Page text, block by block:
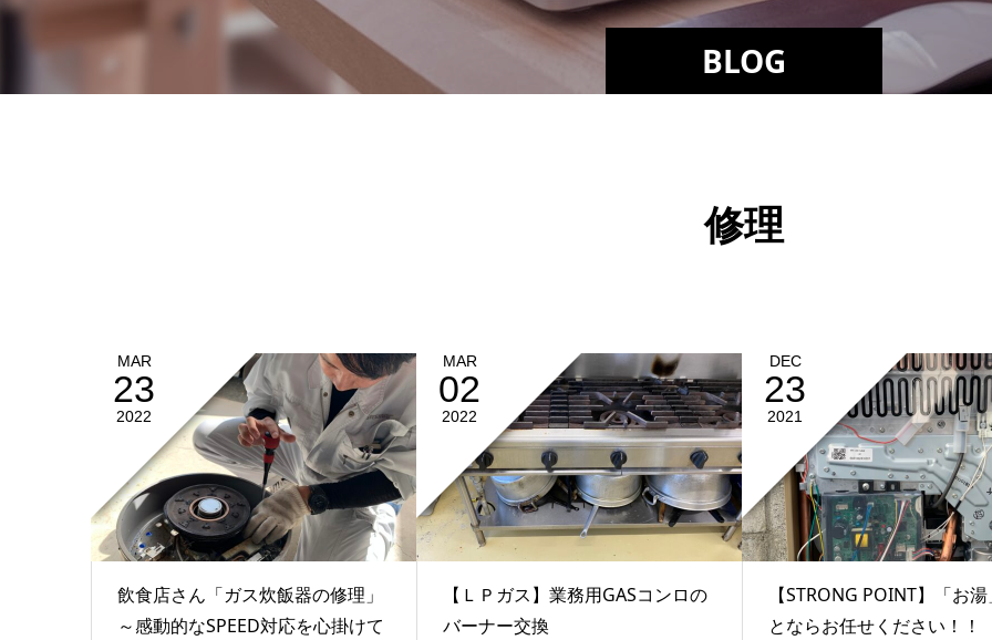
BLOG
修理
MAR
23
2022
飲食店さん「ガス炊飯器の修理」
～感動的なSPEED対応を心掛けて
MAR
02
2022
【ＬＰガス】業務用GASコンロの
バーナー交換
DEC
23
2021
【STRONG POINT】「お
とならお任せください！！